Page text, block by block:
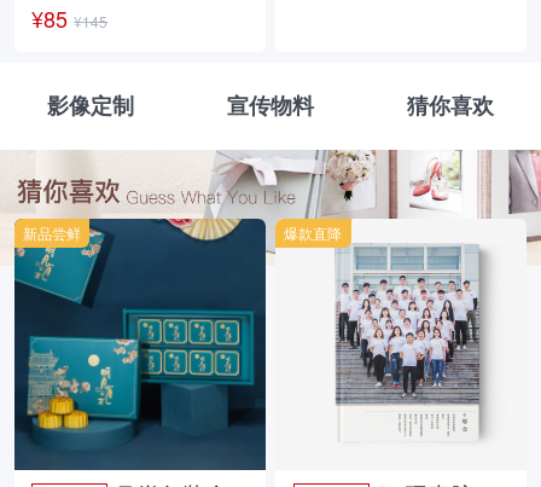
¥85 ¥145
影像定制 宣传物料 猜你喜欢
新品尝鲜 爆款直降